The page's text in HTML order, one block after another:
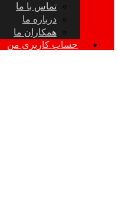
تماس با ما
درباره ما
همکاران ما
حساب کاربری من